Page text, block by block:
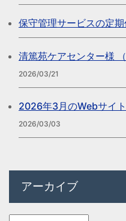
保守管理サービスの定
清篤苑ケアセンター様
2026/03/21
2026年3月のWebサイ
2026/03/03
アーカイブ